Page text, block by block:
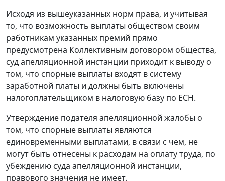
Исходя из вышеуказанных норм права, и учитывая
то, что возможность выплаты обществом своим
работникам указанных премий прямо
предусмотрена Коллективным договором общества,
суд апелляционной инстанции приходит к выводу о
том, что спорные выплаты входят в систему
заработной платы и должны быть включены
налогоплательщиком в налоговую базу по ЕСН.
Утверждение подателя апелляционной жалобы о
том, что спорные выплаты являются
единовременными выплатами, в связи с чем, не
могут быть отнесены к расходам на оплату труда, по
убеждению суда апелляционной инстанции,
правового значения не имеет.